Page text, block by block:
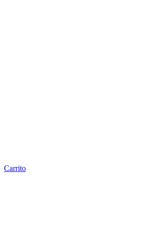
Carrito